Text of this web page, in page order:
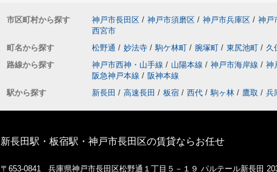
市区町村から探す 神戸市長田区 / 神戸市須磨区 / 神戸市兵庫区 / 神戸
西宮市
町名から探す
松野通 / 妙法寺 / 駒ケ林町 / 腕塚町 / 東尻池町 / 久
路線から探す
神戸市西神・山手線 / 山陽本線 / 神戸市海岸線 / 神
阪急神戸本線 / 阪神本線
駅から探す
新長田 / 高速長田 / 板宿 / 西代 / 駒ヶ林 / 鷹取 / 兵
新長田駅・板宿駅・神戸市長田区の賃貸ならお任せ
〒653-0841 兵庫県神戸市長田区松野通１丁目５－１９ パルテール新長田